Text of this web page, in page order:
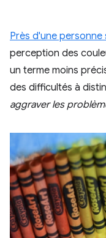
Près d'une personne
perception des
un terme moins
des difficultés à
aggraver les